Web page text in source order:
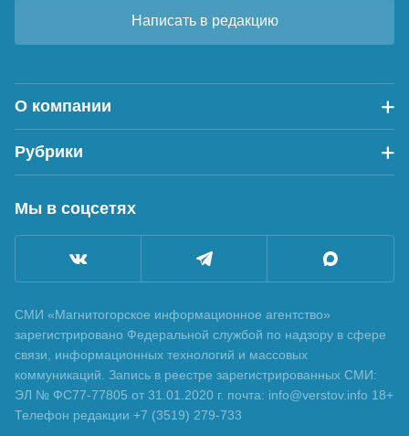
Написать в редакцию
О компании
Рубрики
Мы в соцсетях
СМИ «Магнитогорское информационное агентство»
зарегистрировано Федеральной службой по надзору в сфере
связи, информационных технологий и массовых
коммуникаций. Запись в реестре зарегистрированных СМИ:
ЭЛ № ФС77-77805 от 31.01.2020 г. почта: info@verstov.info 18+
Телефон редакции +7 (3519) 279-733